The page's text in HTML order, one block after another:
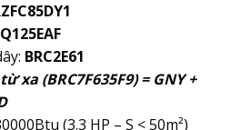
BRC2E61
xa (BRC7F635F9) = GNY +
(3.3 HP – S < 50m²)